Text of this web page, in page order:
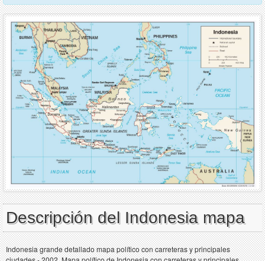
Descripción del Indonesia mapa
Indonesia grande detallado mapa político con carreteras y principales